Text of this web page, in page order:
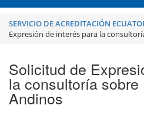
SERVICIO DE ACREDITACIÓN
Expresión de interés para la
Solicitud de
la consultoría
Andinos